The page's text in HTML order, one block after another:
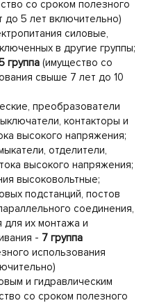
со сроком полезного
до 5 лет включительно)
силовые,
в другие группы;
группа (имущество со
свыше 7 лет до 10
преобразователи
контакторы и
высокого напряжения;
отделители,
высокого напряжения;
высоковольтные;
подстанций, постов
соединения,
их монтажа и
- 7 группа
использования
и гидравлическим
со сроком полезного